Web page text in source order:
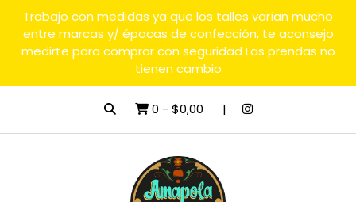
Trabajo con medidas ya que los talles varían mucho
entre marcas y/ épocas de confección, te aconsejo
medirte para comprar con seguridad Las prendas no
tienen cambio
0 - $0,00